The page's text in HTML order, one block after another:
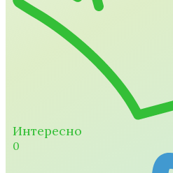
Интересно
0